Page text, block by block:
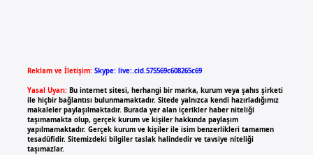
Reklam ve İletişim: Skype: live:.cid.575569c608265c69
Yasal Uyarı: Bu internet sitesi, herhangi bir marka, kurum veya şahıs şirketi
ile hiçbir bağlantısı bulunmamaktadır. Sitede yalnızca kendi hazırladığımız
makaleler paylaşılmaktadır. Burada yer alan içerikler haber niteliği
taşımamakta olup, gerçek kurum ve kişiler hakkında paylaşım
yapılmamaktadır. Gerçek kurum ve kişiler ile isim benzerlikleri tamamen
tesadüfidir. Sitemizdeki bilgiler taslak halindedir ve tavsiye niteliği
taşımazlar.